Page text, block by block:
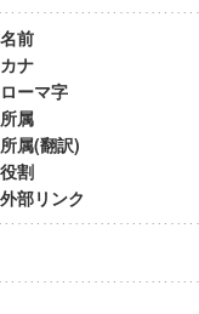
名前
カナ
ローマ字
所属
所属(翻訳)
役割
外部リンク